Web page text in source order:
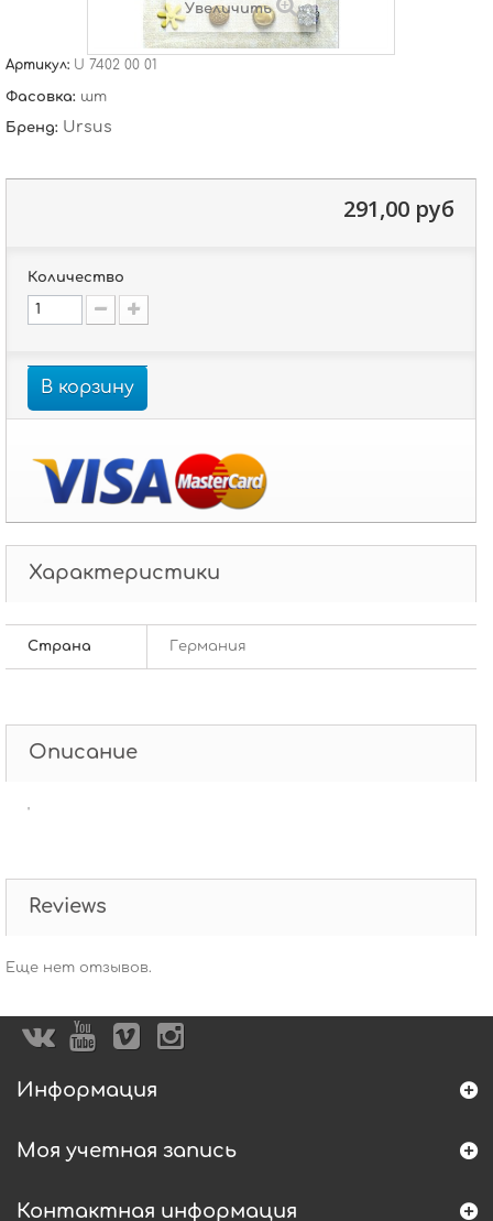
Увеличить
Артикул: U 7402 00 01
Фасовка: шт
Бренд: Ursus
291,00 руб
Количество
В корзину
Характеристики
Страна Германия
Описание
'
Reviews
Еще нет отзывов.
Информация
Моя учетная запись
Контактная информация